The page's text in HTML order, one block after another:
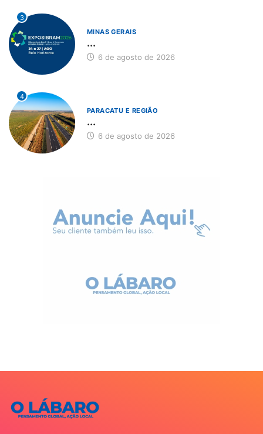
3
MINAS GERAIS
...
6 de agosto de 2026
4
PARACATU E REGIÃO
...
6 de agosto de 2026